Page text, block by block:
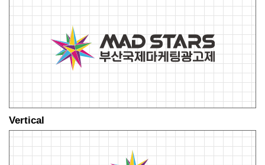
Vertical